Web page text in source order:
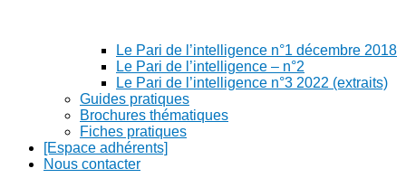
Le Pari de l’intelligence n°1 décembre 2018
Le Pari de l’intelligence – n°2
Le Pari de l’intelligence n°3 2022 (extraits)
Guides pratiques
Brochures thématiques
Fiches pratiques
[Espace adhérents]
Nous contacter